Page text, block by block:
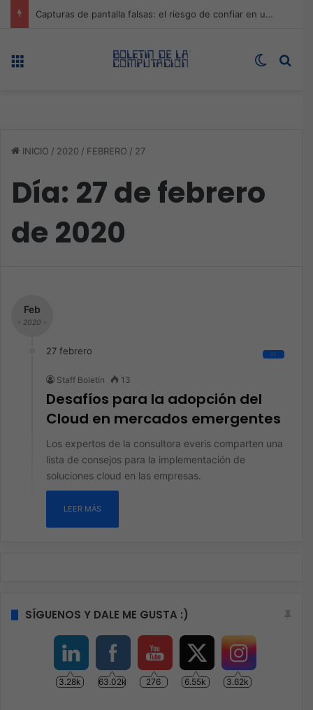
Licencias Online y Qualys impulsan la ciberseguridad a la velocidad de la IA
Switch
INICIO / 2020 / FEBRERO / 27
Día: 27 de febrero
de 2020
Feb
- 2020 -
27 febrero All
Staff Boletín 13
Desafíos para la adopción del
Cloud en mercados emergentes
Los expertos de la consultora everis comparten una
lista de consejos para la implementación de
soluciones cloud en las empresas.
LEER MÁS
SÍGUENOS Y DALE ME GUSTA :)
3.28k 63.02k 276 6.55k 3.62k